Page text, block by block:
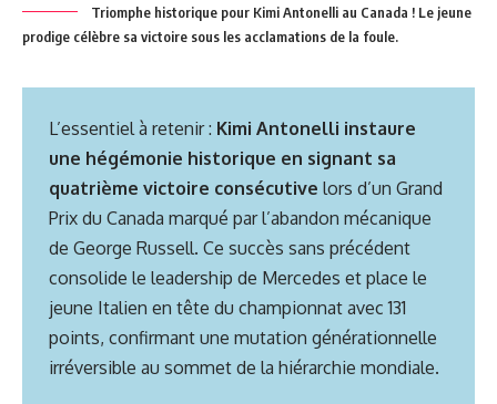
Triomphe historique pour Kimi Antonelli au Canada ! Le jeune
prodige célèbre sa victoire sous les acclamations de la foule.
L’essentiel à retenir : Kimi Antonelli instaure
une hégémonie historique en signant sa
quatrième victoire consécutive lors d’un Grand
Prix du Canada marqué par l’abandon mécanique
de George Russell. Ce succès sans précédent
consolide le leadership de Mercedes et place le
jeune Italien en tête du championnat avec 131
points, confirmant une mutation générationnelle
irréversible au sommet de la hiérarchie mondiale.